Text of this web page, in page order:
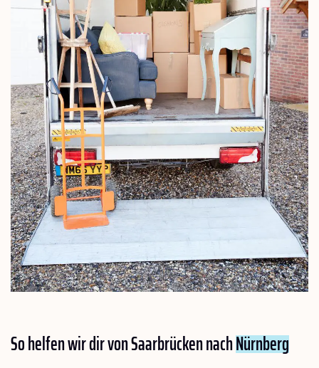
So helfen wir dir von Saarbrücken nachNürnberg